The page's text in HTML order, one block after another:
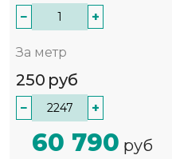
− +
За метр
250 руб
− +
60 790 руб